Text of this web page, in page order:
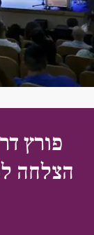
פורץ
הצלחה